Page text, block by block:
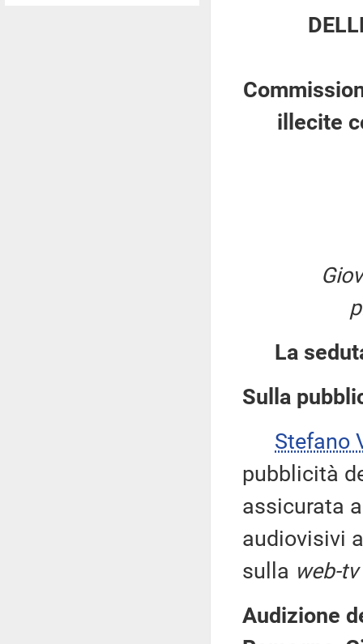
illecite
La
Sulla
Stefano
pubblicità
assicurata
audiovisivi
sulla web-tv
Audizione